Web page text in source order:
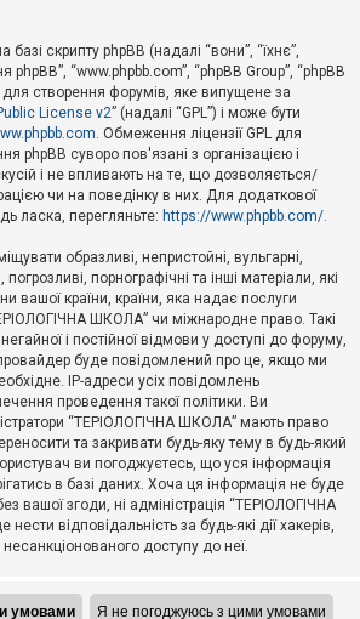
скрипту phpBB (надалі “вони”, “їхнє”,
“www.phpbb.com”, “phpBB Group”, “phpBB
створення форумів, яке випущене за
License v2” (надалі “GPL”) і може бути
. Обмеження ліцензії GPL для
phpBB суворо пов'язані з організацією і
і не впливають на те, що дозволяється/
чи на поведінку в них. Для додаткової
ласка, перегляньте: https://www.phpbb.com/.
образливі, непристойні, вульгарні,
порнографічні та інші матеріали, які
вашої країни, країни, яка надає послуги
ШКОЛА” чи міжнародне право. Такі
і постійної відмови у доступі до форуму,
буде повідомлений про це, якщо ми
IP-адреси усіх повідомлень
проведення такої політики. Ви
“ТЕРІОЛОГІЧНА ШКОЛА” мають право
та закривати будь-яку тему в будь-який
ви погоджуєтесь, що уся інформація
в базі даних. Хоча ця інформація не буде
вашої згоди, ні адміністрація “ТЕРІОЛОГІЧНА
відповідальність за будь-які дії хакерів,
доступу до неї.